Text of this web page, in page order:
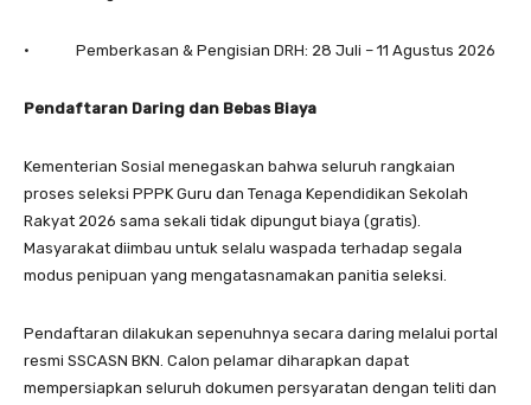
• Pemberkasan & Pengisian DRH: 28 Juli – 11 Agustus 2026
Pendaftaran Daring dan Bebas Biaya
Kementerian Sosial menegaskan bahwa seluruh rangkaian
proses seleksi PPPK Guru dan Tenaga Kependidikan Sekolah
Rakyat 2026 sama sekali tidak dipungut biaya (gratis).
Masyarakat diimbau untuk selalu waspada terhadap segala
modus penipuan yang mengatasnamakan panitia seleksi.
Pendaftaran dilakukan sepenuhnya secara daring melalui portal
resmi SSCASN BKN. Calon pelamar diharapkan dapat
mempersiapkan seluruh dokumen persyaratan dengan teliti dan